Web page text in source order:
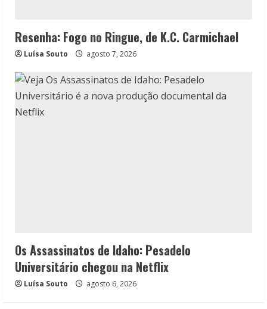
Resenha: Fogo no Ringue, de K.C. Carmichael
Luísa Souto agosto 7, 2026
Os Assassinatos de Idaho: Pesadelo
Universitário chegou na Netflix
Luísa Souto agosto 6, 2026